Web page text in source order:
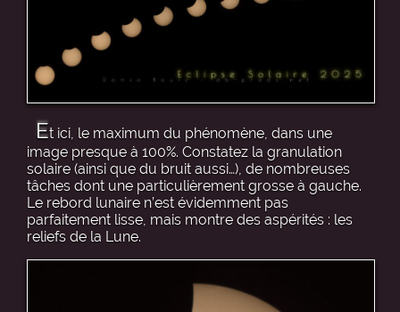
Et ici, le maximum du phénomène, dans une
image presque à 100%. Constatez la granulation
solaire (ainsi que du bruit aussi…), de nombreuses
tâches dont une particulièrement grosse à gauche.
Le rebord lunaire n’est évidemment pas
parfaitement lisse, mais montre des aspérités : les
reliefs de la Lune.